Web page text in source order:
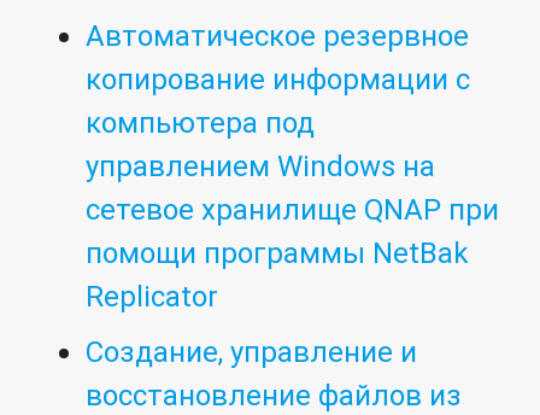
Автоматическое резервное
копирование информации с
компьютера под
управлением Windows на
сетевое хранилище QNAP при
помощи программы NetBak
Replicator
Создание, управление и
восстановление файлов из